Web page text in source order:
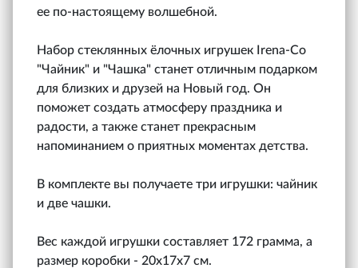
ее по-настоящему волшебной.
Набор стеклянных ёлочных игрушек Irena-Co
"Чайник" и "Чашка" станет отличным подарком
для близких и друзей на Новый год. Он
поможет создать атмосферу праздника и
радости, а также станет прекрасным
напоминанием о приятных моментах детства.
В комплекте вы получаете три игрушки: чайник
и две чашки.
Вес каждой игрушки составляет 172 грамма, а
размер коробки - 20х17х7 см.